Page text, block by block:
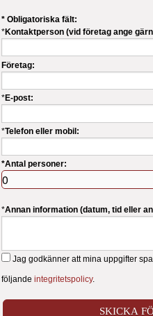
* Obligatoriska fält:
*Kontaktperson (vid företag ange
Företag:
*E-post:
*Telefon eller mobil:
*Antal personer:
*Annan information (datum, tid eller
Jag godkänner att mina uppgifter
följandeintegritetspolicy.